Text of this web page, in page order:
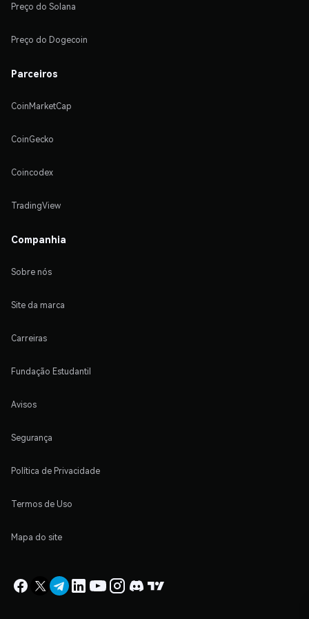
Preço do Solana
Preço do Dogecoin
Parceiros
CoinMarketCap
CoinGecko
Coincodex
TradingView
Companhia
Sobre nós
Site da marca
Carreiras
Fundação Estudantil
Avisos
Segurança
Política de Privacidade
Termos de Uso
Mapa do site